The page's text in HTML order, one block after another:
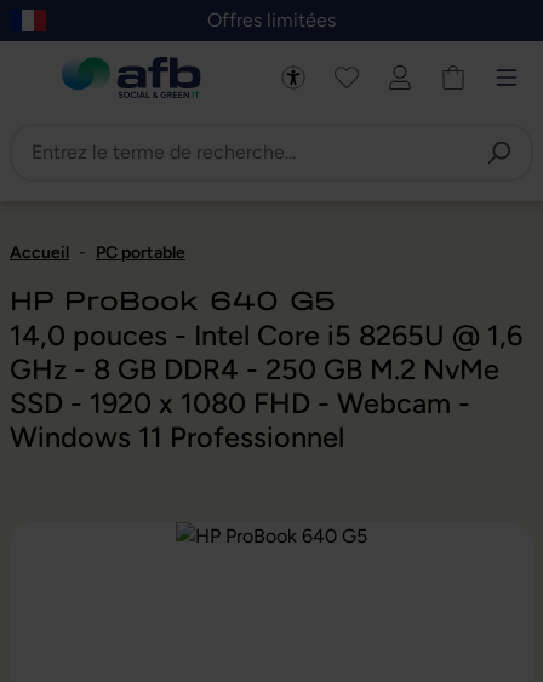
au contenu principal
Skip to B2B platform navigation
Offres limitées
Accueil - PC portable
HP ProBook 640 G5
14,0 pouces - Intel Core i5 8265U @ 1,6
GHz - 8 GB DDR4 - 250 GB M.2 NvMe
SSD - 1920 x 1080 FHD - Webcam -
Windows 11 Professionnel
Ignorer la galerie d'images